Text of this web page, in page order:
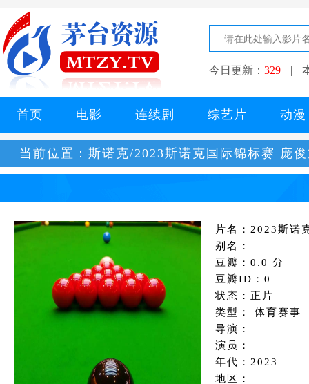
今日更新： 329 |
首页 电影 连续剧 综艺片 动漫
当前位置： 斯诺克/2023斯诺克国际锦标赛 庞
片名：2023斯诺
别名：
豆瓣：0.0 分
豆瓣ID：0
状态：正片
类型： 体育赛事
导演：
演员：
年代：2023
地区：